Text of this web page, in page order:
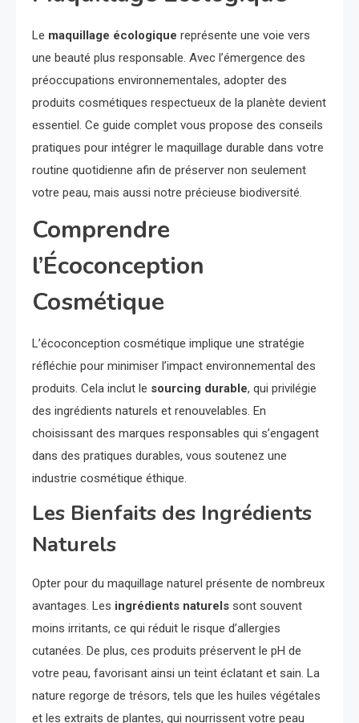
Le maquillage écologique représente une voie vers
une beauté plus responsable. Avec l’émergence des
préoccupations environnementales, adopter des
produits cosmétiques respectueux de la planète devient
essentiel. Ce guide complet vous propose des conseils
pratiques pour intégrer le maquillage durable dans votre
routine quotidienne afin de préserver non seulement
votre peau, mais aussi notre précieuse biodiversité.
Comprendre
l’Écoconception
Cosmétique
L’écoconception cosmétique implique une stratégie
réfléchie pour minimiser l’impact environnemental des
produits. Cela inclut le sourcing durable, qui privilégie
des ingrédients naturels et renouvelables. En
choisissant des marques responsables qui s’engagent
dans des pratiques durables, vous soutenez une
industrie cosmétique éthique.
Les Bienfaits des Ingrédients
Naturels
Opter pour du maquillage naturel présente de nombreux
avantages. Les ingrédients naturels sont souvent
moins irritants, ce qui réduit le risque d’allergies
cutanées. De plus, ces produits préservent le pH de
votre peau, favorisant ainsi un teint éclatant et sain. La
nature regorge de trésors, tels que les huiles végétales
et les extraits de plantes, qui nourrissent votre peau